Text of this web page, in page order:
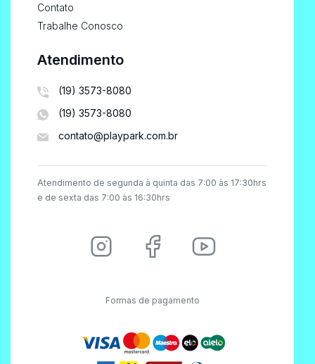
Contato
Trabalhe Conosco
Atendimento
(19) 3573-8080
(19) 3573-8080
contato@playpark.com.br
Atendimento de segunda à quinta das 7:00 às 17:30hrs
e de sexta das 7:00 às 16:30hrs
Formas de pagamento